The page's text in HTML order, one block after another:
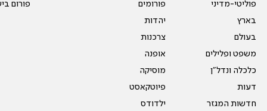
פוליטי-מדיני
בארץ
בעולם
משפט ופלילים
כלכלה ונדל"ן
דעות
חדשות המגזר
פורומים
יהדות
צרכנות
אופנה
מוסיקה
פיוטקאסט
ילדודס
פורום